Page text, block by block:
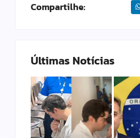
Compartilhe:
Últimas Notícias